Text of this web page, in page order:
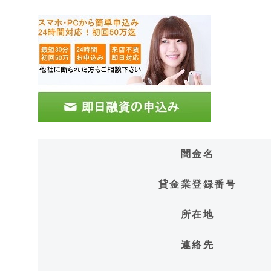
闇金名
貸金業登録番号
所在地
連絡先